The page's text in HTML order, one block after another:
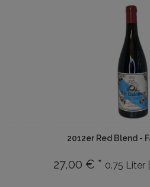
2012er Red Blend -
27,00 € * 0.75